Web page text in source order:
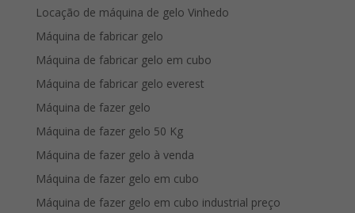
Locação de máquina de gelo Vinhedo
Máquina de fabricar gelo
Máquina de fabricar gelo em cubo
Máquina de fabricar gelo everest
Máquina de fazer gelo
Máquina de fazer gelo 50 Kg
Máquina de fazer gelo à venda
Máquina de fazer gelo em cubo
Máquina de fazer gelo em cubo industrial preço